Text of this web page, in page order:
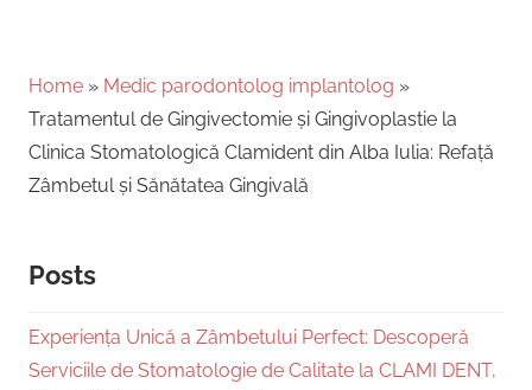
Home » Medic parodontolog implantolog »
Tratamentul de Gingivectomie și Gingivoplastie la
Clinica Stomatologică Clamident din Alba Iulia: Refață
Zâmbetul și Sănătatea Gingivală
Posts
Experiența Unică a Zâmbetului Perfect: Descoperă
Serviciile de Stomatologie de Calitate la CLAMI DENT,